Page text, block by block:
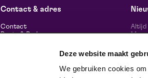
Deze website maakt
We gebruiken cookies
Contact & adres
Contact
Route & Parkeren
Altijd